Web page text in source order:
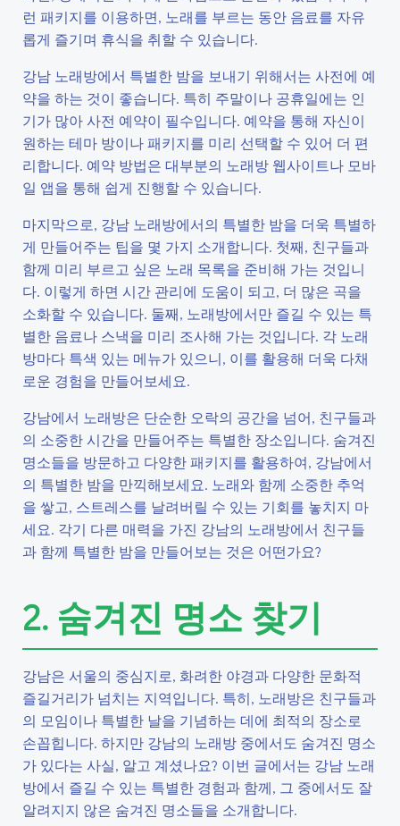
런 패키지를 이용하면, 노래를 부르는 동안 음료를 자유
롭게 즐기며 휴식을 취할 수 있습니다.
강남 노래방에서 특별한 밤을 보내기 위해서는 사전에 예
약을 하는 것이 좋습니다. 특히 주말이나 공휴일에는 인
기가 많아 사전 예약이 필수입니다. 예약을 통해 자신이
원하는 테마 방이나 패키지를 미리 선택할 수 있어 더 편
리합니다. 예약 방법은 대부분의 노래방 웹사이트나 모바
일 앱을 통해 쉽게 진행할 수 있습니다.
마지막으로, 강남 노래방에서의 특별한 밤을 더욱 특별하
게 만들어주는 팁을 몇 가지 소개합니다. 첫째, 친구들과
함께 미리 부르고 싶은 노래 목록을 준비해 가는 것입니
다. 이렇게 하면 시간 관리에 도움이 되고, 더 많은 곡을
소화할 수 있습니다. 둘째, 노래방에서만 즐길 수 있는 특
별한 음료나 스낵을 미리 조사해 가는 것입니다. 각 노래
방마다 특색 있는 메뉴가 있으니, 이를 활용해 더욱 다채
로운 경험을 만들어보세요.
강남에서 노래방은 단순한 오락의 공간을 넘어, 친구들과
의 소중한 시간을 만들어주는 특별한 장소입니다. 숨겨진
명소들을 방문하고 다양한 패키지를 활용하여, 강남에서
의 특별한 밤을 만끽해보세요. 노래와 함께 소중한 추억
을 쌓고, 스트레스를 날려버릴 수 있는 기회를 놓치지 마
세요. 각기 다른 매력을 가진 강남의 노래방에서 친구들
과 함께 특별한 밤을 만들어보는 것은 어떤가요?
2. 숨겨진 명소 찾기
강남은 서울의 중심지로, 화려한 야경과 다양한 문화적
즐길거리가 넘치는 지역입니다. 특히, 노래방은 친구들과
의 모임이나 특별한 날을 기념하는 데에 최적의 장소로
손꼽힙니다. 하지만 강남의 노래방 중에서도 숨겨진 명소
가 있다는 사실, 알고 계셨나요? 이번 글에서는 강남 노래
방에서 즐길 수 있는 특별한 경험과 함께, 그 중에서도 잘
알려지지 않은 숨겨진 명소들을 소개합니다.